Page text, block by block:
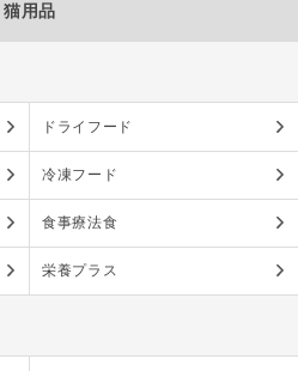
猫用品
ドライフード
冷凍フード
食事療法食
栄養プラス